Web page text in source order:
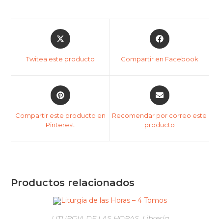
Twitea este producto Compartir en Facebook
Compartir este producto en
Pinterest
Recomendar por correo este
producto
Productos relacionados